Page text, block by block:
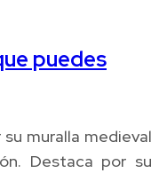
puedes
muralla medieval
Destaca por su